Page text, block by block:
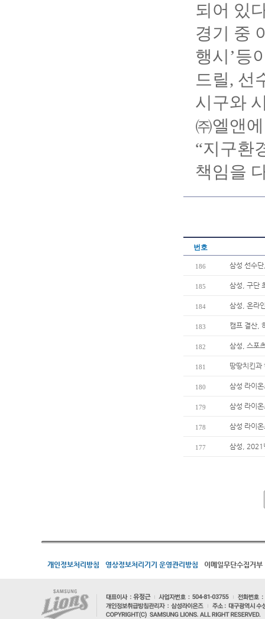
되어 있
경기 중
행시’등
드릴, 선
시구와
㈜엘앤
“지구환
책임을
번호
186 삼성 선수
185 삼성, 구단
184 삼성, 온라
183 캠프 결산,
182 삼성, 스포
181 땅땅치킨과
180 삼성 라이
179 삼성 라이
178 삼성 라이
177 삼성, 2021
개인정보처리방침 영상정보처리기기 운영관리방침 이메일무단수집거부